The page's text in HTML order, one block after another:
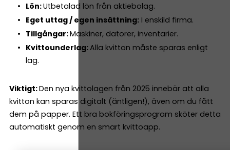
Lön:Utbetalad lön från aktiebolag.
Eget uttag / egen insättning:I enskild firma.
Tillgångar:Maskiner, datorer, inventarier.
Kvittounderlag:Alla kvitton måste sparas enligt
lag.
Viktigt:Den nya kvittolagen från 2025 innebär att alla
kvitton kan sparas digitalt (äntligen!), även om du fått
dem på papper. Ett bra bokföringsprogram sköter detta
automatiskt genom en smart kvittoapp.